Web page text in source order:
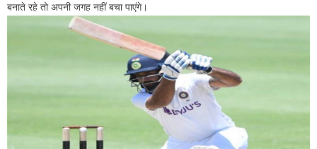
बनाते रहे तो अपनी जगह नहीं बचा पाएंगे।